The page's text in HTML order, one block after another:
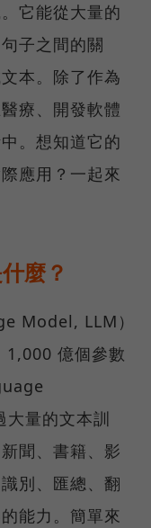
它能從大量的
子之間的關
本。除了作為
療、開發軟體
。想知道它的
應用？一起來
麼？
Model, LLM）
1,000 億個參數
量的文本訓
聞、書籍、影
別、匯總、翻
能力。簡單來